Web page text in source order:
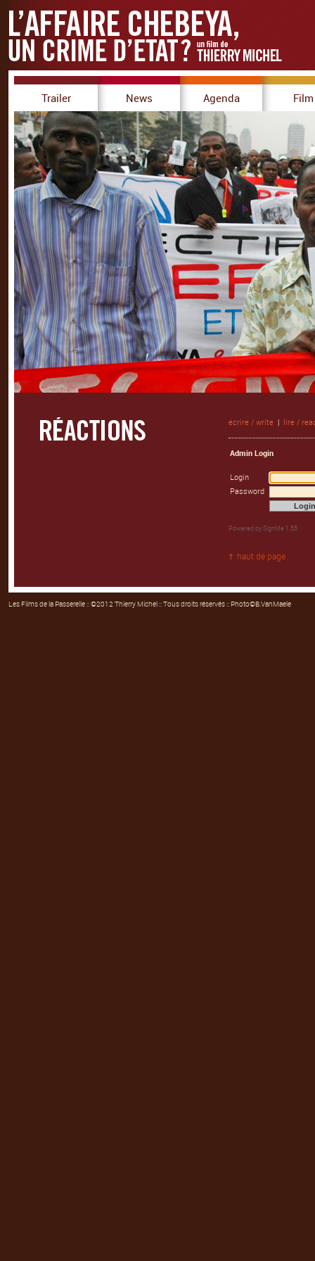
Trailer News Agenda Film
écrire / write | lire /
Admin Login
Login
Password
Powered by SignMe 1.55
haut de page
Les Films de la Passerelle:: ©2012 Thierry Michel :: Tous droits réservés :: Photo©B.VanMaele